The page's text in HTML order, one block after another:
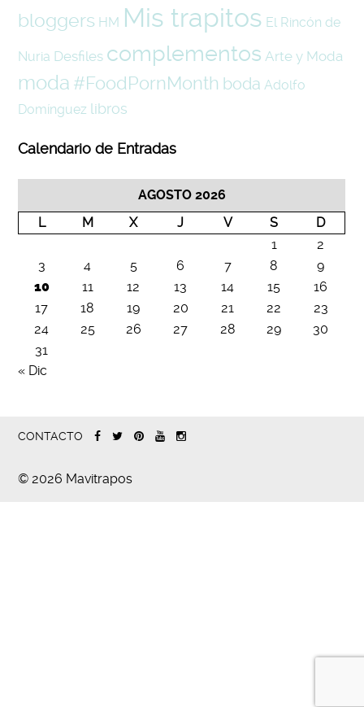
bloggers HM Mis trapitos El Rincón de
Nuria Desfiles complementos Arte y Moda
moda #FoodPornMonth boda Adolfo
Domínguez libros
Calendario de Entradas
AGOSTO 2026
L
M X J V S
D
1
2
3
4 5 6 7 8
9
10
11 12 13 14 15
16
17
18 19 20 21 22
23
24
25 26 27 28 29
30
31
« Dic
CONTACTO
© 2026 Mavitrapos